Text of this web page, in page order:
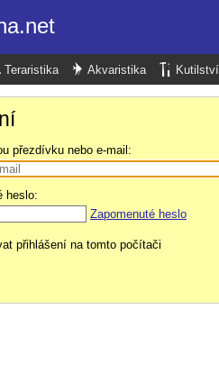
Teraristika Akvaristika Kutilství
přezdívku nebo e-mail:
heslo:
Zapomenuté heslo
přihlášení na tomto počítači